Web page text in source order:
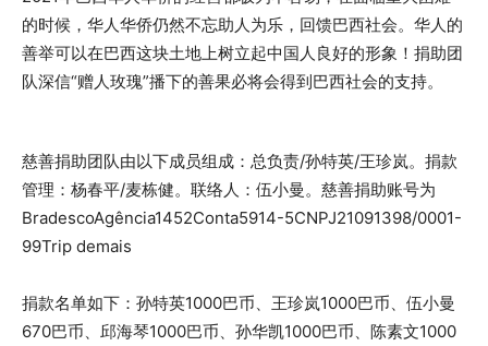
的时候，华人华侨仍然不忘助人为乐，回馈巴西社会。华人的
善举可以在巴西这块土地上树立起中国人良好的形象！捐助团
队深信“赠人玫瑰”播下的善果必将会得到巴西社会的支持。
慈善捐助团队由以下成员组成：总负责/孙特英/王珍岚。捐款
管理：杨春平/麦栋健。联络人：伍小曼。慈善捐助账号为
BradescoAgência1452Conta5914-5CNPJ21091398/0001-
99Trip demais
捐款名单如下：孙特英1000巴币、王珍岚1000巴币、伍小曼
670巴币、邱海琴1000巴币、孙华凯1000巴币、陈素文1000